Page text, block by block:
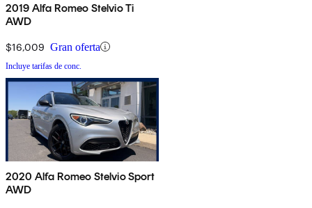
2019 Alfa Romeo Stelvio Ti
AWD
$16,009 Gran oferta
Incluye tarifas de conc.
2020 Alfa Romeo Stelvio Sport
AWD